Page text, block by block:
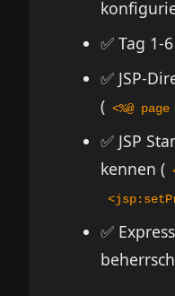
✅ Tag 1-
✅ JSP-
( <%@ page
✅ JSP
kennen (
✅